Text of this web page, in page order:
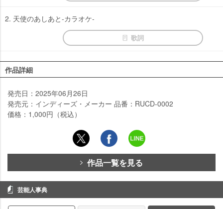
2. 天使のあしあと-カラオケ-
歌詞
作品詳細
発売日：2025年06月26日
発売元：インディーズ・メーカー 品番：RUCD-0002
価格：1,000円（税込）
作品一覧を見る
芸能人事典